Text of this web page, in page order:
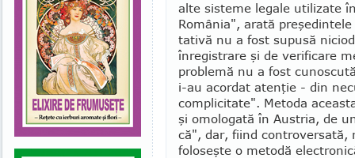
alte sisteme legale utilizate
România", arată
tativă nu a fost supusă
înregistrare şi de verificare
problemă nu a fost
i-au acordat atenţie - din
complicitate". Metoda
şi omologată în Austria, de
că", dar, fiind controversată,
foloseşte o metodă